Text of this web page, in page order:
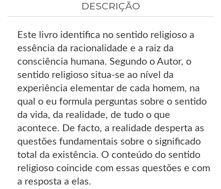
DESCRIÇÃO
Este livro identifica no sentido religioso a
essência da racionalidade e a raiz da
consciência humana. Segundo o Autor, o
sentido religioso situa-se ao nível da
experiência elementar de cada homem, na
qual o eu formula perguntas sobre o sentido
da vida, da realidade, de tudo o que
acontece. De facto, a realidade desperta as
questões fundamentais sobre o significado
total da existência. O conteúdo do sentido
religioso coincide com essas questões e com
a resposta a elas.